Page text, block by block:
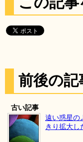
前後の記
古い記事
遠い惑星の
きり拡大し